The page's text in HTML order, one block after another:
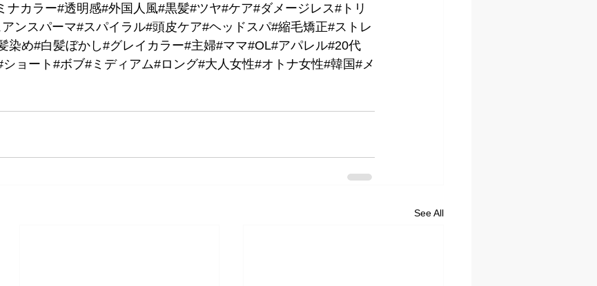
ナカラー#透明感#外国人風#黒髪#ツヤ#ケア#ダメージレス#トリ
ンスパーマ#スパイラル#頭皮ケア#ヘッドスパ#縮毛矯正#ストレ
染め#白髪ぼかし#グレイカラー#主婦#ママ#OL#アパレル#20代
ョート#ボブ#ミディアム#ロング#大人女性#オトナ女性#韓国#メ
See All